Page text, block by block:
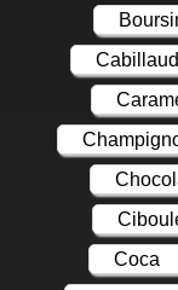
Cabillaud
Coca